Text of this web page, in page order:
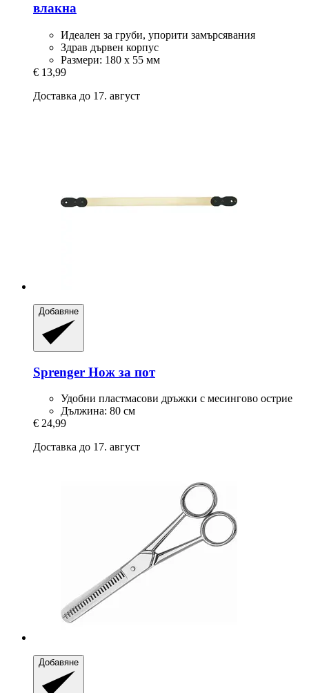
влакна
Идеален за груби, упорити замърсявания
Здрав дървен корпус
Размери: 180 x 55 мм
€ 13,99
Доставка до 17. август
Добавяне
Sprenger Нож за пот
Удобни пластмасови дръжки с месингово острие
Дължина: 80 см
€ 24,99
Доставка до 17. август
Добавяне